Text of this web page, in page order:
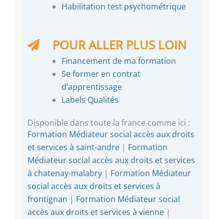
Habilitation test psychométrique
POUR ALLER PLUS LOIN
Financement de ma formation
Se former en contrat
d’apprentissage
Labels Qualités
Disponible dans toute la france comme ici :
Formation Médiateur social accès aux droits
et services à saint-andre | Formation
Médiateur social accès aux droits et services
à chatenay-malabry | Formation Médiateur
social accès aux droits et services à
frontignan | Formation Médiateur social
accès aux droits et services à vienne |